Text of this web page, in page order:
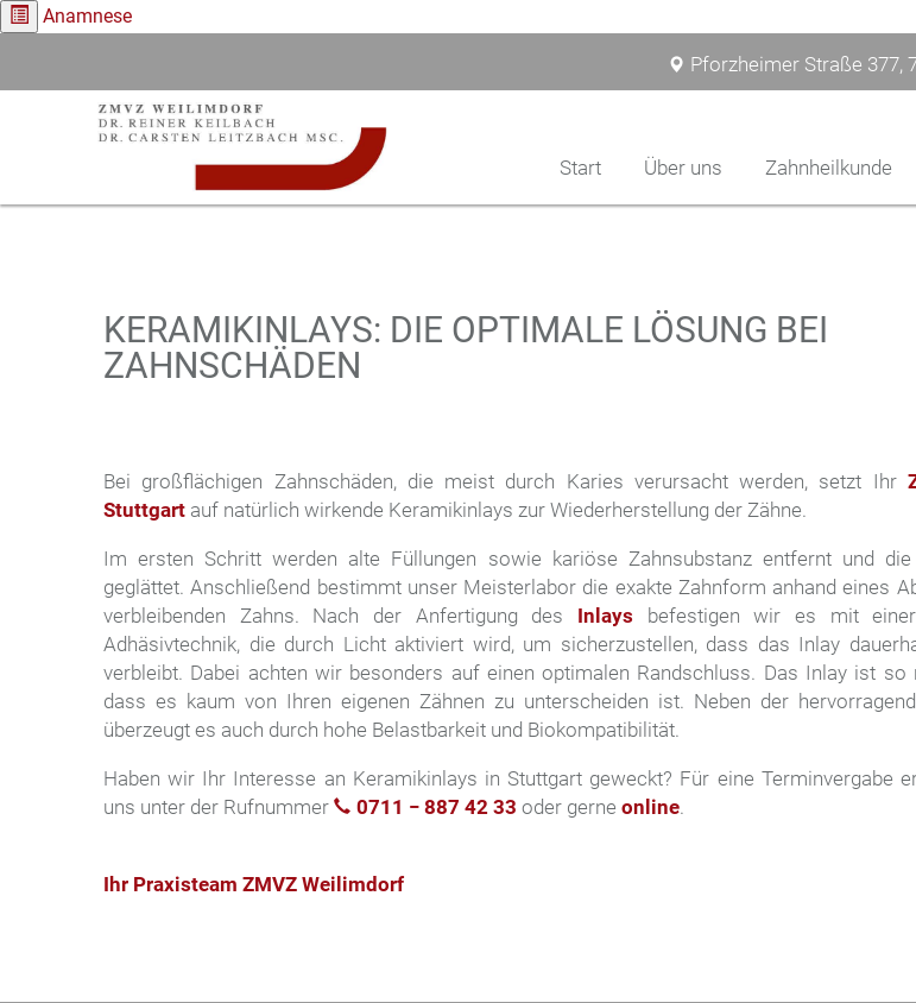
Anamnese
Pforzheimer Straße 377,
Start Über uns Zahnheilkunde
KERAMIKINLAYS: DIE OPTIMALE LÖSUNG BEI
ZAHNSCHÄDEN
Bei großflächigen Zahnschäden, die meist durch Karies verursacht werden, setzt Ihr
Stuttgart auf natürlich wirkende Keramikinlays zur Wiederherstellung der Zähne.
Im ersten Schritt werden alte Füllungen sowie kariöse Zahnsubstanz entfernt und die
geglättet. Anschließend bestimmt unser Meisterlabor die exakte Zahnform anhand eines
verbleibenden Zahns. Nach der Anfertigung des Inlays befestigen wir es mit einer
Adhäsivtechnik, die durch Licht aktiviert wird, um sicherzustellen, dass das Inlay
verbleibt. Dabei achten wir besonders auf einen optimalen Randschluss. Das Inlay ist so
dass es kaum von Ihren eigenen Zähnen zu unterscheiden ist. Neben der
überzeugt es auch durch hohe Belastbarkeit und Biokompatibilität.
Haben wir Ihr Interesse an Keramikinlays in Stuttgart geweckt? Für eine Terminvergabe
uns unter der Rufnummer
0711 − 887 42 33 oder gerne online.
Ihr Praxisteam ZMVZ Weilimdorf